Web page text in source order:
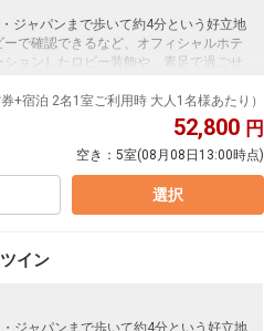
ジャパンまで歩いて約4分という好立地
で確認できるなど、オフィシャルホテ
ョンしたロビー装飾や、素足で過ごせ
券+宿泊 2名1室ご利用時 大人1名様あたり）
52,800 円
空き： 5室(08月08日13:00時点)
選択
イン